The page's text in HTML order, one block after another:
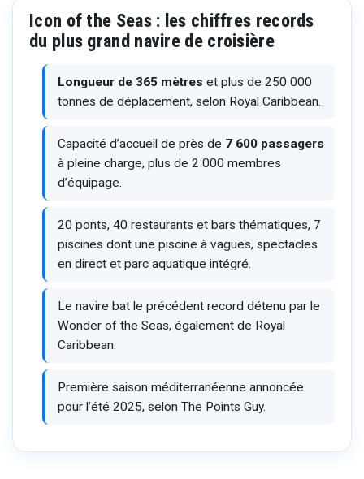
Icon of the Seas : les chiffres records
du plus grand navire de croisière
Longueur de 365 mètres et plus de 250 000
tonnes de déplacement, selon Royal Caribbean.
Capacité d’accueil de près de 7 600 passagers
à pleine charge, plus de 2 000 membres
d’équipage.
20 ponts, 40 restaurants et bars thématiques, 7
piscines dont une piscine à vagues, spectacles
en direct et parc aquatique intégré.
Le navire bat le précédent record détenu par le
Wonder of the Seas, également de Royal
Caribbean.
Première saison méditerranéenne annoncée
pour l’été 2025, selon The Points Guy.